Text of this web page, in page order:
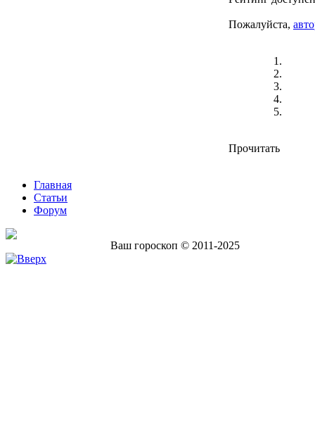
Пожалуйста,
Прочитать
Главная
Статьи
Форум
Ваш гороскоп © 2011-2025